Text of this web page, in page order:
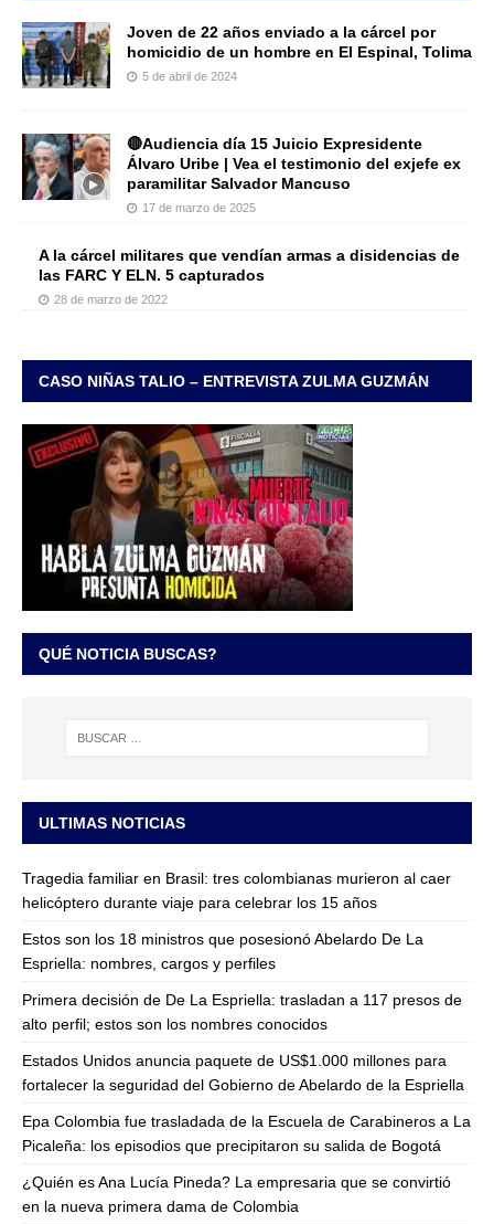
Joven de 22 años enviado a la cárcel por
homicidio de un hombre en El Espinal, Tolima
5 de abril de 2024
🔴Audiencia día 15 Juicio Expresidente
Álvaro Uribe | Vea el testimonio del exjefe ex
paramilitar Salvador Mancuso
17 de marzo de 2025
A la cárcel militares que vendían armas a disidencias de
las FARC Y ELN. 5 capturados
28 de marzo de 2022
CASO NIÑAS TALIO – ENTREVISTA ZULMA GUZMÁN
QUÉ NOTICIA BUSCAS?
ULTIMAS NOTICIAS
Tragedia familiar en Brasil: tres colombianas murieron al caer
helicóptero durante viaje para celebrar los 15 años
Estos son los 18 ministros que posesionó Abelardo De La
Espriella: nombres, cargos y perfiles
Primera decisión de De La Espriella: trasladan a 117 presos de
alto perfil; estos son los nombres conocidos
Estados Unidos anuncia paquete de US$1.000 millones para
fortalecer la seguridad del Gobierno de Abelardo de la Espriella
Epa Colombia fue trasladada de la Escuela de Carabineros a La
Picaleña: los episodios que precipitaron su salida de Bogotá
¿Quién es Ana Lucía Pineda? La empresaria que se convirtió
en la nueva primera dama de Colombia